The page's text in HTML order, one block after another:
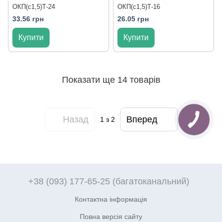
ОКП(с1,5)Т-24
33.56 грн
Купити
ОКП(с1,5)Т-16
26.05 грн
Купити
Показати ще 14 товарів
Назад 1з 2 Вперед
+38 (093) 177-65-25 (багатоканальний)
Контактна інформація
Повна версія сайту